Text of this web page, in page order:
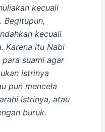
kecuali
Begitupun,
kecuali
Karena itu Nabi
suami agar
istrinya
pun mencela
istrinya, atau
buruk.